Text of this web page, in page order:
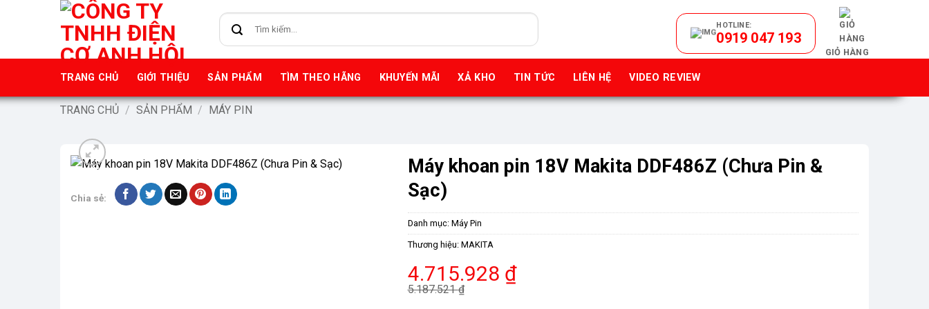
dung
Tìm
kiếm:
HOTLINE:
0919 047 193
GIỎ HÀNG
TRANG CHỦ GIỚI THIỆU SẢN PHẨM TÌM THEO HÃNG KHUYẾN MÃI XẢ KHO TIN TỨC LIÊN HỆ VIDEO REVIEW
TRANG CHỦ / SẢN PHẨM / MÁY PIN
-9%
Chia sẻ:
Máy khoan pin 18V Makita DDF486Z (Chưa Pin &
Sạc)
Danh mục: Máy Pin
Thương hiệu: MAKITA
5.187.521₫
Giá
gốc
4.715.928 ₫
Giá
hiện